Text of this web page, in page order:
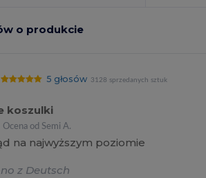
o produkcie
5 głosów 3128 sprzedanych sztuk
koszulki
Ocena od Semi A.
na najwyższym poziomie
z Deutsch